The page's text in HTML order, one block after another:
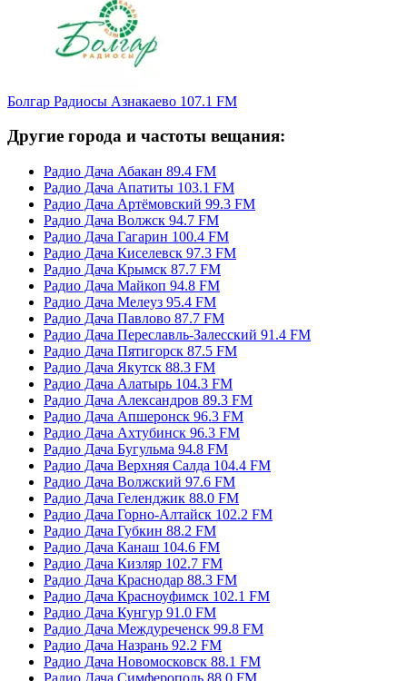
Болгар Радиосы Азнакаево 107.1 FM
Другие города и частоты вещания:
Радио Дача Абакан 89.4 FM
Радио Дача Апатиты 103.1 FM
Радио Дача Артёмовский 99.3 FM
Радио Дача Волжск 94.7 FM
Радио Дача Гагарин 100.4 FM
Радио Дача Киселевск 97.3 FM
Радио Дача Крымск 87.7 FM
Радио Дача Майкоп 94.8 FM
Радио Дача Мелеуз 95.4 FM
Радио Дача Павлово 87.7 FM
Радио Дача Переславль-Залесский 91.4 FM
Радио Дача Пятигорск 87.5 FM
Радио Дача Якутск 88.3 FM
Радио Дача Алатырь 104.3 FM
Радио Дача Александров 89.3 FM
Радио Дача Апшеронск 96.3 FM
Радио Дача Ахтубинск 96.3 FM
Радио Дача Бугульма 94.8 FM
Радио Дача Верхняя Салда 104.4 FM
Радио Дача Волжский 97.6 FM
Радио Дача Геленджик 88.0 FM
Радио Дача Горно-Алтайск 102.2 FM
Радио Дача Губкин 88.2 FM
Радио Дача Канаш 104.6 FM
Радио Дача Кизляр 102.7 FM
Радио Дача Краснодар 88.3 FM
Радио Дача Красноуфимск 102.1 FM
Радио Дача Кунгур 91.0 FM
Радио Дача Междуреченск 99.8 FM
Радио Дача Назрань 92.2 FM
Радио Дача Новомосковск 88.1 FM
Радио Дача Симферополь 88.0 FM